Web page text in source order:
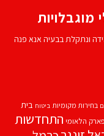
ונתקלת בבעיה אנא פנה
בחירות מקומיות ביטוח בית
הלאומי התחדשות